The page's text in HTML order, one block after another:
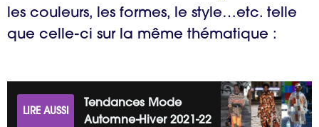
les couleurs, les formes, le style…etc. telle
que celle-ci sur la même thématique :
LIRE AUSSI
Tendances Mode
Automne-Hiver 2021-22